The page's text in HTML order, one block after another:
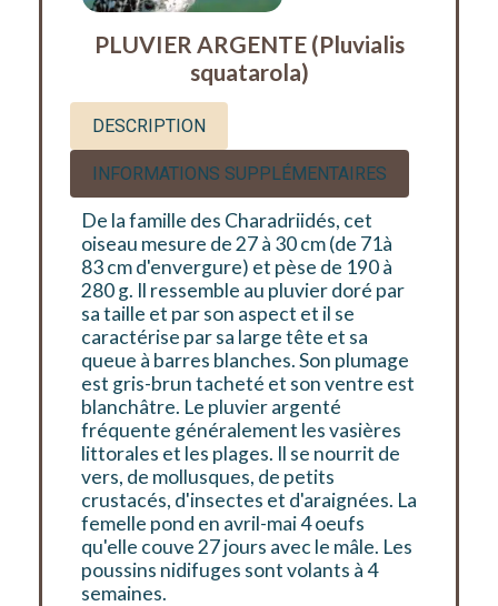
PLUVIER ARGENTE (Pluvialis
squatarola)
DESCRIPTION
INFORMATIONS SUPPLÉMENTAIRES
De la famille des Charadriidés, cet
oiseau mesure de 27 à 30 cm (de 71à
83 cm d'envergure) et pèse de 190 à
280 g. Il ressemble au pluvier doré par
sa taille et par son aspect et il se
caractérise par sa large tête et sa
queue à barres blanches. Son plumage
est gris-brun tacheté et son ventre est
blanchâtre. Le pluvier argenté
fréquente généralement les vasières
littorales et les plages. Il se nourrit de
vers, de mollusques, de petits
crustacés, d'insectes et d'araignées. La
femelle pond en avril-mai 4 oeufs
qu'elle couve 27 jours avec le mâle. Les
poussins nidifuges sont volants à 4
semaines.